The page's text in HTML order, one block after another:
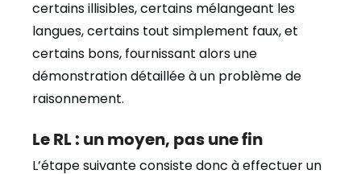
certains illisibles, certains mélangeant les
langues, certains tout simplement faux, et
certains bons, fournissant alors une
démonstration détaillée à un problème de
raisonnement.
Le RL : un moyen, pas une fin
L’étape suivante consiste donc à effectuer un